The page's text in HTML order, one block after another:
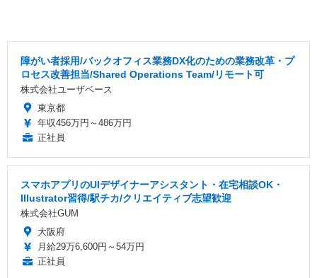
障がい者採用/バックオフィス業務DX化のための業務改革・プ
ロセス改善担当/Shared Operations Team/リモート可
株式会社ユーザベース
東京都
年収456万円～486万円
正社員
スマホアプリのUIデザイナーアシスタント・在宅相談OK・
Illustrator習得/駅チカ/クリエイティブ志望歓迎
株式会社GUM
大阪府
月給29万6,600円～54万円
正社員